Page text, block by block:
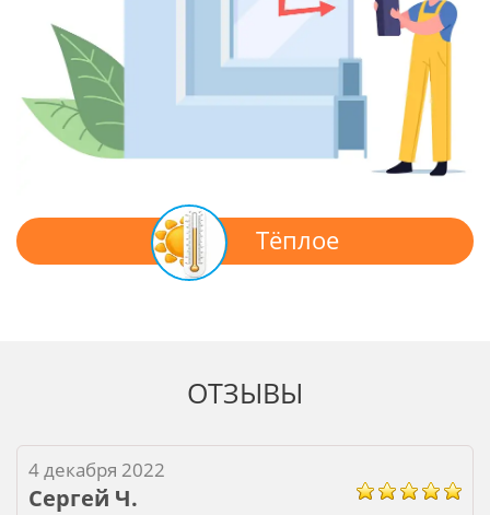
Тёплое
ОТЗЫВЫ
4 декабря 2022
Сергей Ч.